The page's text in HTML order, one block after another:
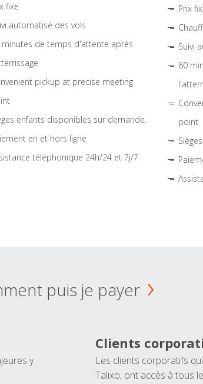
fixe
automatisé des vols
minutes de temps d'attente après
pickup at precise meeting
enfants disponibles sur demande.
en et hors ligne
téléphonique 24h/24 et 7j/7
Prix
Suivi
60
point
puis je payer
y
Clients
Les clients corporatifs
Talixo, ont accès à tous